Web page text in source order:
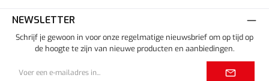
NEWSLETTER
Schrijf je gewoon in voor onze regelmatige nieuwsbrief om op tijd op
de hoogte te zijn van nieuwe producten en aanbiedingen.